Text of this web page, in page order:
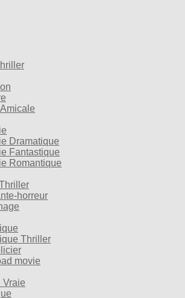
Dramatique
Fantastique
Romantique
horreur
Thriller
movie
Vraie